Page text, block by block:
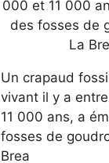
Un crapaud
vivant il y a
11 000 ans, a
fosses de
Brea